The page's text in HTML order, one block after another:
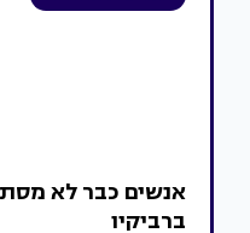
אנשים כבר לא
ברביקיו